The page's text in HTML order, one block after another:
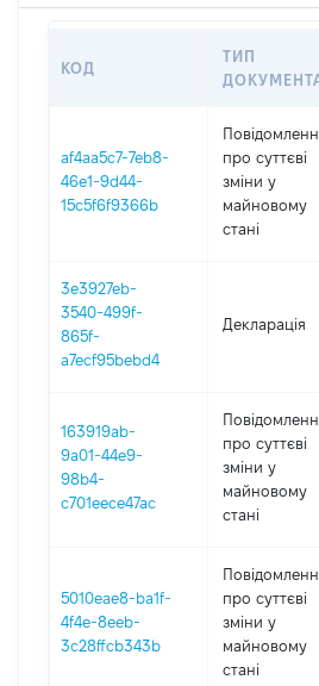
КОД
ТИП
af4aa5c7-7eb8-
46e1-9d44-
15c5f6f9366b
про суттєві
зміни y
майновому
стані
3e3927eb-
3540-499f-
865f-
a7ecf95bebd4
Декларація
163919ab-
9a01-44e9-
98b4-
c701eece47ac
про суттєві
зміни y
майновому
стані
5010eae8-ba1f-
4f4e-8eeb-
3c28ffcb343b
про суттєві
зміни y
майновому
стані